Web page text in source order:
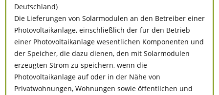
Deutschland)
Die Lieferungen von Solarmodulen an den Betreiber einer
Photovoltaikanlage, einschließlich der für den Betrieb
einer Photovoltaikanlage wesentlichen Komponenten und
der Speicher, die dazu dienen, den mit Solarmodulen
erzeugten Strom zu speichern, wenn die
Photovoltaikanlage auf oder in der Nähe von
Privatwohnungen, Wohnungen sowie öffentlichen und